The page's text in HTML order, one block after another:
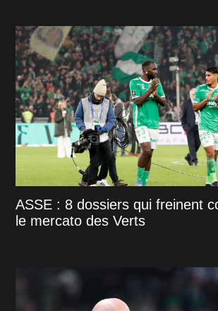
ASSE : 8 dossiers qui freinent
le mercato des Verts